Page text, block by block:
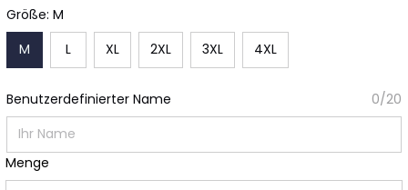
Größe: M
M
L XL 2XL 3XL 4XL
Benutzerdefinierter Name 0/20
Menge